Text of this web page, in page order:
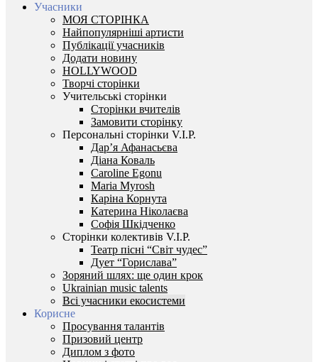
Учасники
МОЯ СТОРІНКА
Найпопулярніші артисти
Публікації учасників
Додати новину
HOLLYWOOD
Творчі сторінки
Учительські сторінки
Сторінки вчителів
Замовити сторінку
Персональні сторінки V.I.P.
Дар’я Афанасьєва
Діана Коваль
Caroline Egonu
Maria Myrosh
Каріна Корнута
Катерина Ніколаєва
Софія Шкідченко
Сторінки колективів V.I.P.
Театр пісні “Світ чудес”
Дует “Горислава”
Зоряний шлях: ще один крок
Ukrainian music talents
Всі учасники екосистеми
Корисне
Просування талантів
Призовий центр
Диплом з фото